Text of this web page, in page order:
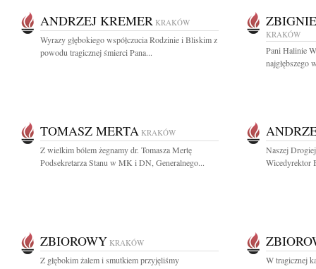
ANDRZEJ KREMER KRAKÓW
Wyrazy głębokiego współczucia Rodzinie i Bliskim z
powodu tragicznej śmierci Pana...
KRAKÓW
Pani Halinie
najgłębszego
TOMASZ MERTA KRAKÓW
Z wielkim bólem żegnamy dr. Tomasza Mertę
Podsekretarza Stanu w MK i DN, Generalnego...
Naszej
Wicedyrektor
ZBIOROWY KRAKÓW
Z głębokim żalem i smutkiem przyjęliśmy
W tragicznej